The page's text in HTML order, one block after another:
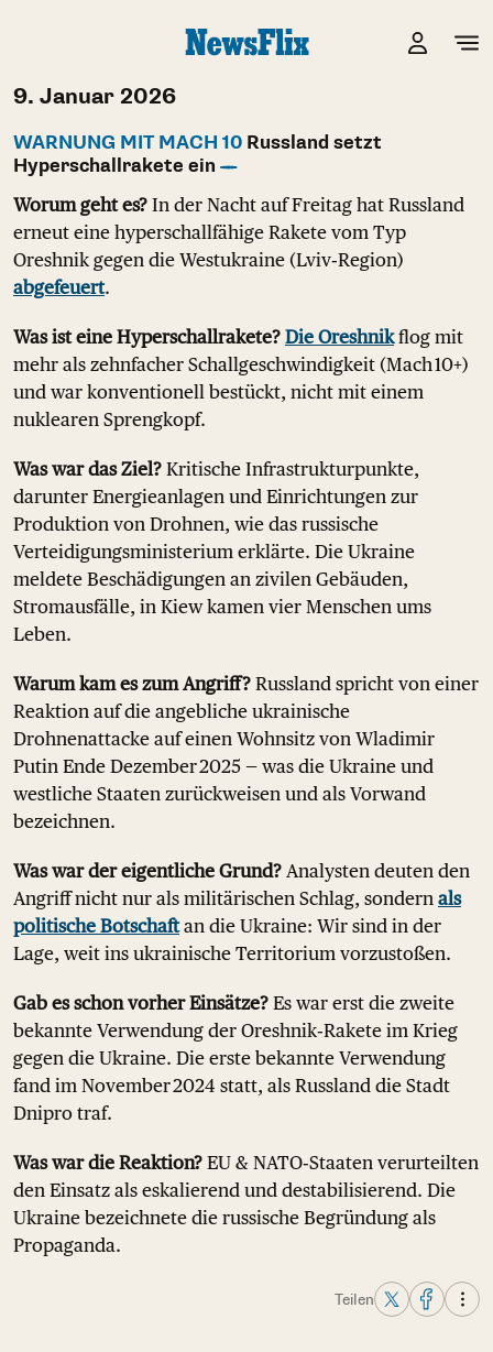
9. Januar 2026
WARNUNG MIT MACH 10 Russland setzt
Hyperschallrakete ein
Worum geht es? In der Nacht auf Freitag hat Russland
erneut eine hyperschallfähige Rakete vom Typ
Oreshnik gegen die Westukraine (Lviv‑Region)
abgefeuert.
Was ist eine Hyperschallrakete? Die Oreshnikflog mit
mehr als zehnfacher Schallgeschwindigkeit (Mach 10+)
und war konventionell bestückt, nicht mit einem
nuklearen Sprengkopf.
Was war das Ziel? Kritische Infrastrukturpunkte,
darunter Energieanlagen und Einrichtungen zur
Produktion von Drohnen, wie das russische
Verteidigungsministerium erklärte. Die Ukraine
meldete Beschädigungen an zivilen Gebäuden,
Stromausfälle, in Kiew kamen vier Menschen ums
Leben.
Warum kam es zum Angriff? Russland spricht von einer
Reaktion auf die angebliche ukrainische
Drohnenattacke auf einen Wohnsitz von Wladimir
Putin Ende Dezember 2025 — was die Ukraine und
westliche Staaten zurückweisen und als Vorwand
bezeichnen.
Was war der eigentliche Grund? Analysten deuten den
Angriff nicht nur als militärischen Schlag, sondern als
politische Botschaftan die Ukraine: Wir sind in der
Lage, weit ins ukrainische Territorium vorzustoßen.
Gab es schon vorher Einsätze? Es war erst die zweite
bekannte Verwendung der Oreshnik‑Rakete im Krieg
gegen die Ukraine. Die erste bekannte Verwendung
fand im November 2024 statt, als Russland die Stadt
Dnipro traf.
Was war die Reaktion? EU & NATO‑Staaten verurteilten
den Einsatz als eskalierend und destabilisierend. Die
Ukraine bezeichnete die russische Begründung als
Propaganda.
Teilen